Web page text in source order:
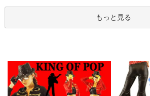
もっと見る